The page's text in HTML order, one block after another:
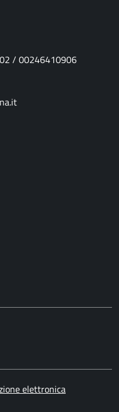
/ 00246410906
elettronica